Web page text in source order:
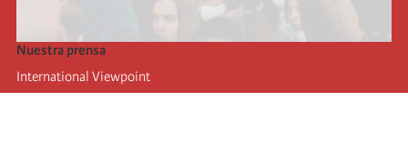
Nuestra prensa
International Viewpoint